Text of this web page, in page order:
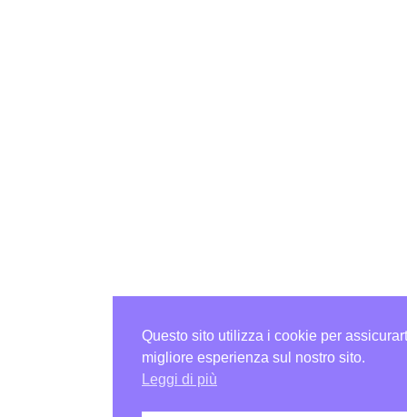
Questo sito utilizza i cookie per
migliore esperienza sul nostro sito.
Leggi di più